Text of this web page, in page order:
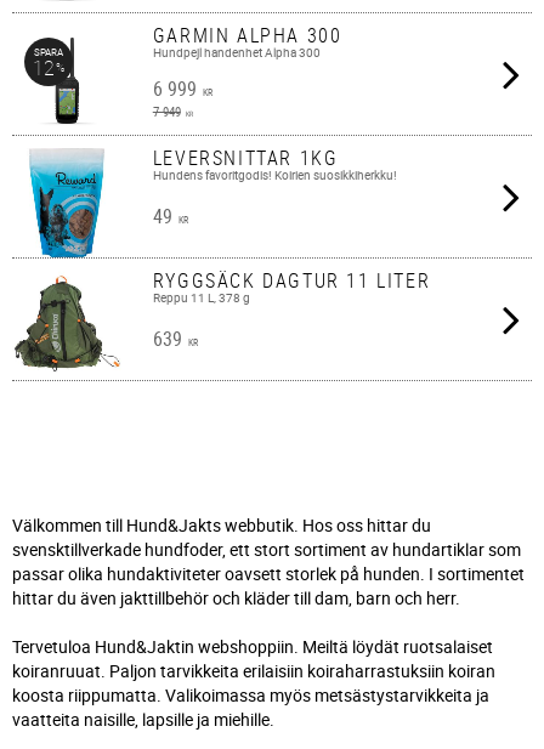
GARMIN ALPHA 300
Hundpejl handenhet Alpha 300
6 999 KR
7 949 KR
SPARA
12%
LEVERSNITTAR 1KG
Hundens favoritgodis! Koirien suosikkiherkku!
49 KR
RYGGSÄCK DAGTUR 11 LITER
Reppu 11 L, 378 g
639 KR
Välkommen till Hund&Jakts webbutik. Hos oss hittar du
svensktillverkade hundfoder, ett stort sortiment av hundartiklar som
passar olika hundaktiviteter oavsett storlek på hunden. I sortimentet
hittar du även jakttillbehör och kläder till dam, barn och herr.
Tervetuloa Hund&Jaktin webshoppiin. Meiltä löydät ruotsalaiset
koiranruuat. Paljon tarvikkeita erilaisiin koiraharrastuksiin koiran
koosta riippumatta. Valikoimassa myös metsästystarvikkeita ja
vaatteita naisille, lapsille ja miehille.